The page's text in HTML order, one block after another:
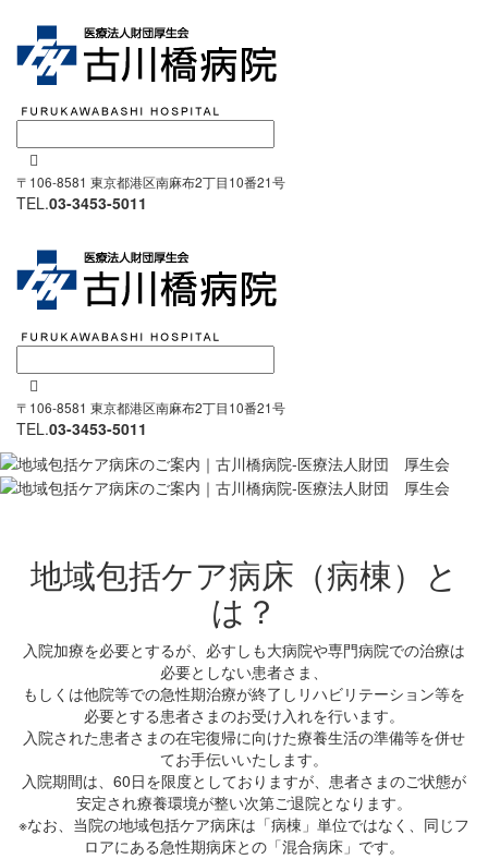

〒106-8581 東京都港区南麻布2丁目10番21号
TEL.03-3453-5011

〒106-8581 東京都港区南麻布2丁目10番21号
TEL.03-3453-5011
地域包括ケア病床（病棟）と
は？
入院加療を必要とするが、必すしも大病院や専門病院での治療は
必要としない患者さま、
もしくは他院等での急性期治療が終了しリハビリテーション等を
必要とする患者さまのお受け入れを行います。
入院された患者さまの在宅復帰に向けた療養生活の準備等を併せ
てお手伝いいたします。
入院期間は、60日を限度としておりますが、患者さまのご状態が
安定され療養環境が整い次第ご退院となります。
※なお、当院の地域包括ケア病床は「病棟」単位ではなく、同じフ
ロアにある急性期病床との「混合病床」です。